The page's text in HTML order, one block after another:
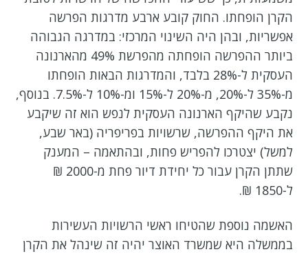
הקרן הופחתו. החוק קובע ארבע מדרגות הפרשה
אפשריות, ובהן היה השינוי המרכזי: במדרגה הגבוהה
ביותר ההפרשה הופחתה מהפרשת 49% מהארנונה
העסקית ל-28% בלבד, והמדרגות הבאות הופחתו
מ-35% ל-20%, מ-20% ל-15% ומ-10% ל-7.5%. בנוסף,
נקבע שהיקף הארנונה העסקית לנפש הוא זה שיקבע
את היקף ההפרשה, שרשויות בפריפריה (באר שבע,
למשל) יצטרכו להפריש פחות, ובהתאמה – המענק
שתתן הקרן עבור כל יחידת דיור פחת מ-2000 ₪
ל-1850 ₪.
האשמה נוספת שהטיחו ראשי הרשויות העשירות
בממשלה היא שמשרד האוצר יהיה זה שינהל את הקרן